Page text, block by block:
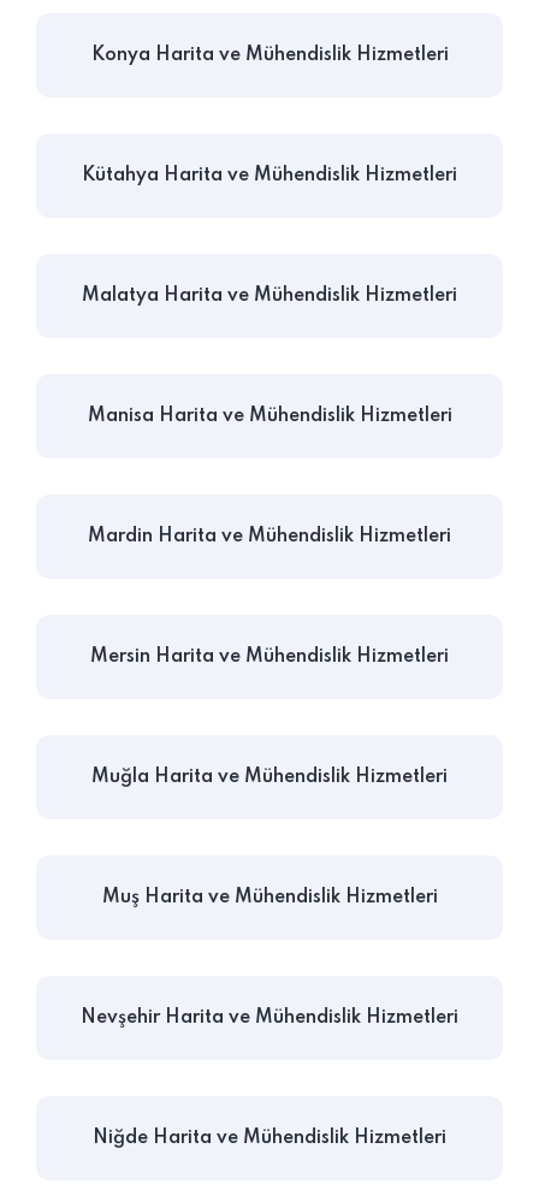
Konya Harita ve Mühendislik Hizmetleri
Kütahya Harita ve Mühendislik Hizmetleri
Malatya Harita ve Mühendislik Hizmetleri
Manisa Harita ve Mühendislik Hizmetleri
Mardin Harita ve Mühendislik Hizmetleri
Mersin Harita ve Mühendislik Hizmetleri
Muğla Harita ve Mühendislik Hizmetleri
Muş Harita ve Mühendislik Hizmetleri
Nevşehir Harita ve Mühendislik Hizmetleri
Niğde Harita ve Mühendislik Hizmetleri